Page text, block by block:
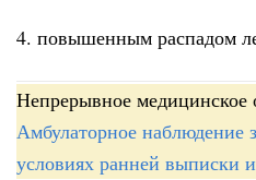
4. повышенным распадом
Непрерывное медицинское
Амбулаторное наблюдение
условиях ранней выписки